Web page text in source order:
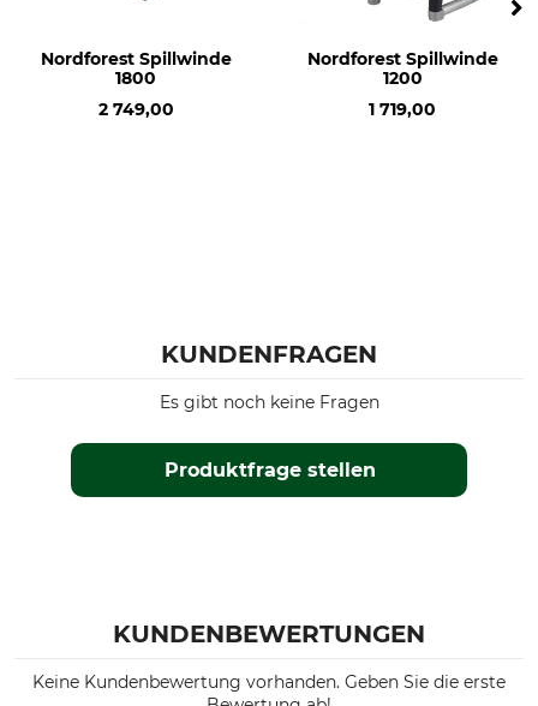
Nordforest Spillwinde
1800
2 749,00
Nordforest Spillwinde
1200
1 719,00
KUNDENFRAGEN
Produktfrage stellen
Es gibt noch keine Fragen
KUNDENBEWERTUNGEN
Keine Kundenbewertung vorhanden. Geben Sie die erste